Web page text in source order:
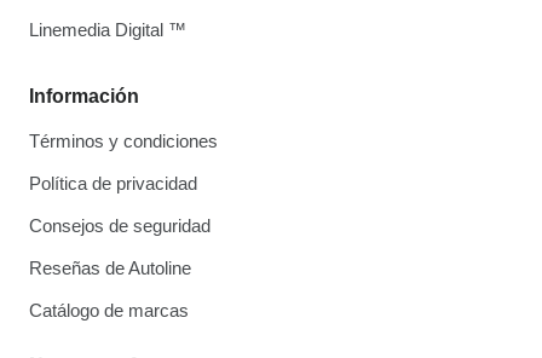
Información
Términos y condiciones
Política de privacidad
Consejos de seguridad
Reseñas de Autoline
Catálogo de marcas
Linemedia Digital ™